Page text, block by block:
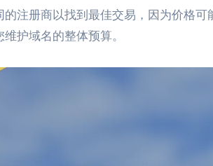
的注册商以找到最佳交易，因为价格
护域名的整体预算。